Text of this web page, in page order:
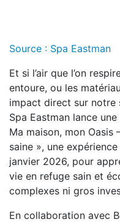
Nouvelle retraite
Source : Spa Eastman
Et si l’air que l’on
entoure, ou les
impact direct sur notre
Spa Eastman lance
Ma maison, mon Oasis
saine », une
janvier 2026, pour
vie en refuge sain et
complexes ni gros
En collaboration avec